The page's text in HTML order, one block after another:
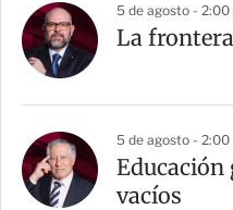
5 de agosto - 2:00
La
5 de agosto - 2:00
vacíos